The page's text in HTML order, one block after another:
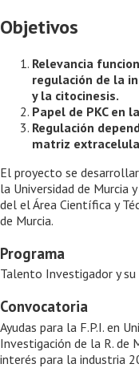
Objetivos
Relevancia
regulación de la
y la citocinesis.
Papel de PKC en
Regulación
matriz
El proyecto se
la Universidad de Murcia
del el Área Científica y
de Murcia.
Programa
Talento Investigador y
Convocatoria
Ayudas para la F.P.I. en
Investigación de la R. de
interés para la industria